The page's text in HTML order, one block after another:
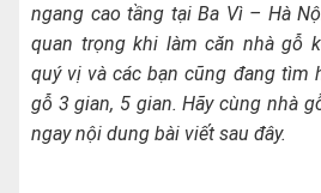
ngang cao tầng tại Ba Vì – Hà
quan trọng khi làm căn nhà gỗ
quý vị và các bạn cũng đang tìm
gỗ 3 gian, 5 gian. Hãy cùng nhà
ngay nội dung bài viết sau đây.